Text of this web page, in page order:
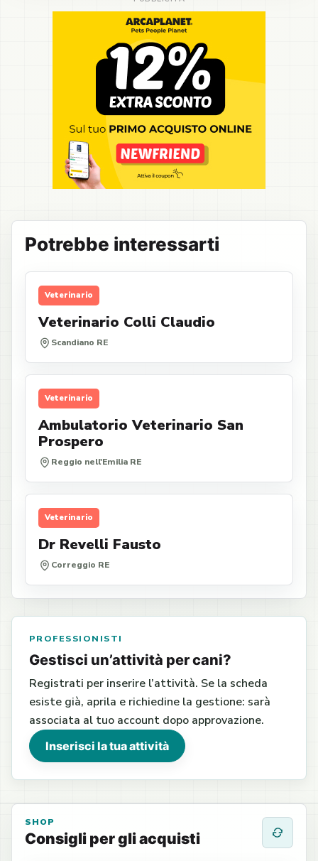
Potrebbe interessarti
Veterinario
Veterinario Colli Claudio
Scandiano RE
Veterinario
Ambulatorio Veterinario San
Prospero
Reggio nell'Emilia RE
Veterinario
Dr Revelli Fausto
Correggio RE
PROFESSIONISTI
Gestisci un’attività per cani?
Registrati per inserire l’attività. Se la scheda
esiste già, aprila e richiedine la gestione: sarà
associata al tuo account dopo approvazione.
Inserisci la tua attività
SHOP
Consigli per gli acquisti